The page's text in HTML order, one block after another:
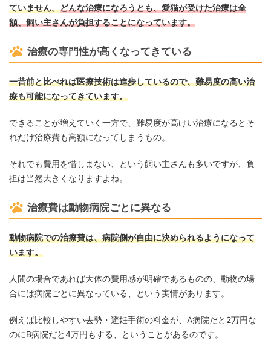
ていません。どんな治療になろうとも、愛猫が受けた治療は全
額、飼い主さんが負担することになっています。
治療の専門性が高くなってきている
一昔前と比べれば医療技術は進歩しているので、難易度の高い治
療も可能になってきています。
できることが増えていく一方で、難易度が高けい治療になるとそ
れだけ治療費も高額になってしまうもの。
それでも費用を惜しまない、という飼い主さんも多いですが、負
担は当然大きくなりますよね。
治療費は動物病院ごとに異なる
動物病院での治療費は、病院側が自由に決められるようになって
います。
人間の場合であれば大体の費用感が明確であるものの、動物の場
合には病院ごとに異なっている、という実情があります。
例えば比較しやすい去勢・避妊手術の料金が、A病院だと2万円な
のにB病院だと4万円もする、ということがあるのです。